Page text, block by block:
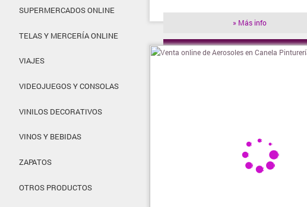
SUPERMERCADOS ONLINE
TELAS Y MERCERÍA ONLINE
VIAJES
VIDEOJUEGOS Y CONSOLAS
VINILOS DECORATIVOS
VINOS Y BEBIDAS
ZAPATOS
OTROS PRODUCTOS
» Más info
» Visitar tienda